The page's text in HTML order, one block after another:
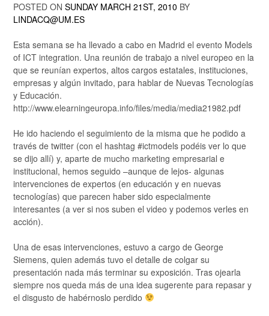
POSTED ON SUNDAY MARCH 21ST, 2010 BY
LINDACQ@UM.ES
Esta semana se ha llevado a cabo en Madrid el evento Models
of ICT integration. Una reunión de trabajo a nivel europeo en la
que se reunían expertos, altos cargos estatales, instituciones,
empresas y algún invitado, para hablar de Nuevas Tecnologías
y Educación.
http://www.elearningeuropa.info/files/media/media21982.pdf
He ido haciendo el seguimiento de la misma que he podido a
través de twitter (con el hashtag #ictmodels podéis ver lo que
se dijo allí) y, aparte de mucho marketing empresarial e
institucional, hemos seguido –aunque de lejos- algunas
intervenciones de expertos (en educación y en nuevas
tecnologías) que parecen haber sido especialmente
interesantes (a ver si nos suben el video y podemos verles en
acción).
Una de esas intervenciones, estuvo a cargo de George
Siemens, quien además tuvo el detalle de colgar su
presentación nada más terminar su exposición. Tras ojearla
siempre nos queda más de una idea sugerente para repasar y
el disgusto de habérnoslo perdido